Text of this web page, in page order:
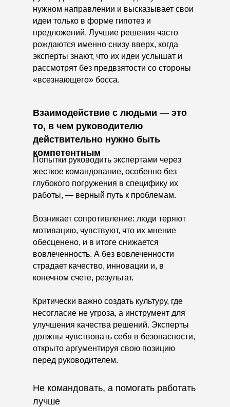
нужном направлении и высказывает свои
идеи только в форме гипотез и
предложений. Лучшие решения часто
рождаются именно снизу вверх, когда
эксперты знают, что их идеи услышат и
рассмотрят без предвзятости со стороны
«всезнающего» босса.
Взаимодействие с людьми — это
то, в чем руководителю
действительно нужно быть
компетентным
Попытки руководить экспертами через
жесткое командование, особенно без
глубокого погружения в специфику их
работы, — верный путь к проблемам.
Возникает сопротивление: люди теряют
мотивацию, чувствуют, что их мнение
обесценено, и в итоге снижается
вовлеченность. А без вовлеченности
страдает качество, инновации и, в
конечном счете, результат.
Критически важно создать культуру, где
несогласие не угроза, а инструмент для
улучшения качества решений. Эксперты
должны чувствовать себя в безопасности,
открыто аргументируя свою позицию
перед руководителем.
Не командовать, а помогать работать
лучше